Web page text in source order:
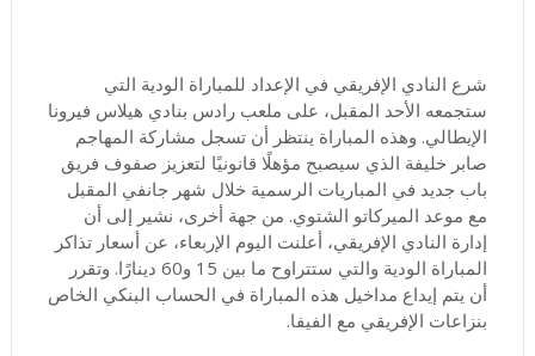
شرع النادي الإفريقي في الإعداد للمباراة الودية التي
ستجمعه الأحد المقبل، على ملعب رادس بنادي هيلاس فيرونا
الإيطالي. وهذه المباراة ينتظر أن تسجل مشاركة المهاجم
صابر خليفة الذي سيصبح مؤهلًا قانونيًا لتعزيز صفوف فريق
باب جديد في المباريات الرسمية خلال شهر جانفي المقبل
مع موعد الميركاتو الشتوي. من جهة أخرى، نشير إلى أن
إدارة النادي الإفريقي، أعلنت اليوم الإربعاء، عن أسعار تذاكر
المباراة الودية والتي ستتراوح ما بين 15 و60 دينارًا. وتقرر
أن يتم إيداع مداخيل هذه المباراة في الحساب البنكي الخاص
بنزاعات الإفريقي مع الفيفا.